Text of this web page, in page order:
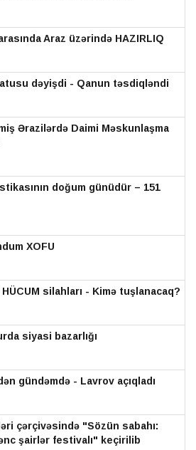
Araz üzərində HAZIRLIQ
dəyişdi - Qanun təsdiqləndi
Ərazilərdə Daimi Məskunlaşma
doğum günüdür – 151
XOFU
silahları - Kimə tuşlanacaq?
siyasi bazarlığı
gündəmdə - Lavrov açıqladı
çərçivəsində "Sözün sabahı:
şairlər festivalı" keçirilib